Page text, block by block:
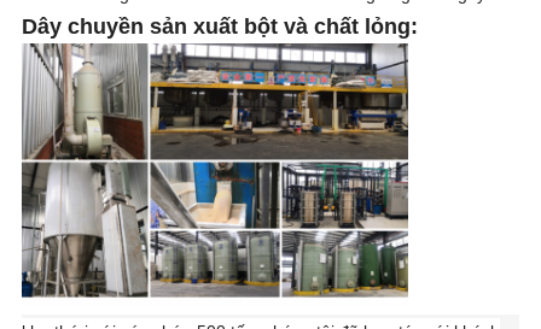
Dây chuyền sản xuất bột và chất lỏng: